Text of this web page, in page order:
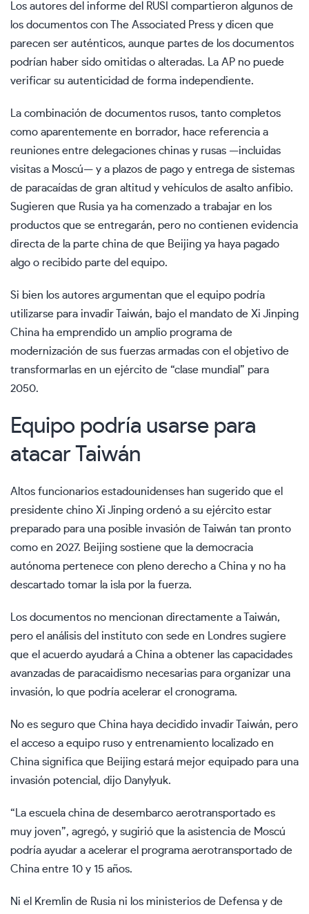
Los autores del informe del RUSI compartieron algunos de
los documentos con The Associated Press y dicen que
parecen ser auténticos, aunque partes de los documentos
podrían haber sido omitidas o alteradas. La AP no puede
verificar su autenticidad de forma independiente.
La combinación de documentos rusos, tanto completos
como aparentemente en borrador, hace referencia a
reuniones entre delegaciones chinas y rusas —incluidas
visitas a Moscú— y a plazos de pago y entrega de sistemas
de paracaídas de gran altitud y vehículos de asalto anfibio.
Sugieren que Rusia ya ha comenzado a trabajar en los
productos que se entregarán, pero no contienen evidencia
directa de la parte china de que Beijing ya haya pagado
algo o recibido parte del equipo.
Si bien los autores argumentan que el equipo podría
utilizarse para invadir Taiwán, bajo el mandato de Xi Jinping
China ha emprendido un amplio programa de
modernización de sus fuerzas armadas con el objetivo de
transformarlas en un ejército de “clase mundial” para
2050.
Equipo podría usarse para
atacar Taiwán
Altos funcionarios estadounidenses han sugerido que el
presidente chino Xi Jinping ordenó a su ejército estar
preparado para una posible invasión de Taiwán tan pronto
como en 2027. Beijing sostiene que la democracia
autónoma pertenece con pleno derecho a China y no ha
descartado tomar la isla por la fuerza.
Los documentos no mencionan directamente a Taiwán,
pero el análisis del instituto con sede en Londres sugiere
que el acuerdo ayudará a China a obtener las capacidades
avanzadas de paracaidismo necesarias para organizar una
invasión, lo que podría acelerar el cronograma.
No es seguro que China haya decidido invadir Taiwán, pero
el acceso a equipo ruso y entrenamiento localizado en
China significa que Beijing estará mejor equipado para una
invasión potencial, dijo Danylyuk.
“La escuela china de desembarco aerotransportado es
muy joven”, agregó, y sugirió que la asistencia de Moscú
podría ayudar a acelerar el programa aerotransportado de
China entre 10 y 15 años.
Ni el Kremlin de Rusia ni los ministerios de Defensa y de